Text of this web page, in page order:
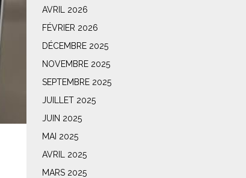
AVRIL 2026
FÉVRIER 2026
DÉCEMBRE 2025
NOVEMBRE 2025
SEPTEMBRE 2025
JUILLET 2025
JUIN 2025
MAI 2025
AVRIL 2025
MARS 2025